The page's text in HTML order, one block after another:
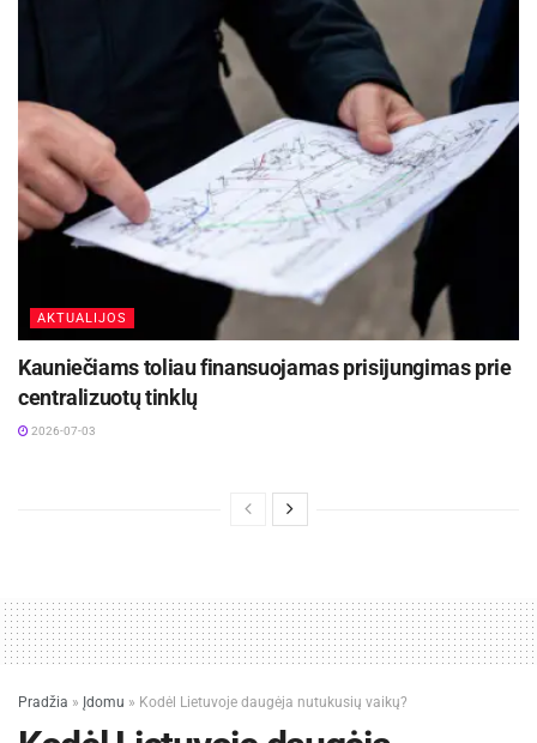
AKTUALIJOS
Kauniečiams toliau finansuojamas prisijungimas prie
centralizuotų tinklų
2026-07-03
Pradžia » Įdomu » Kodėl Lietuvoje daugėja nutukusių vaikų?